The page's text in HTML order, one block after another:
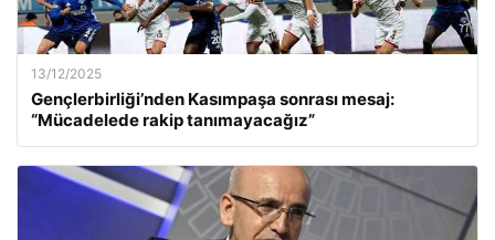
13/12/2025
Gençlerbirliği’nden Kasımpaşa sonrası mesaj:
“Mücadelede rakip tanımayacağız”